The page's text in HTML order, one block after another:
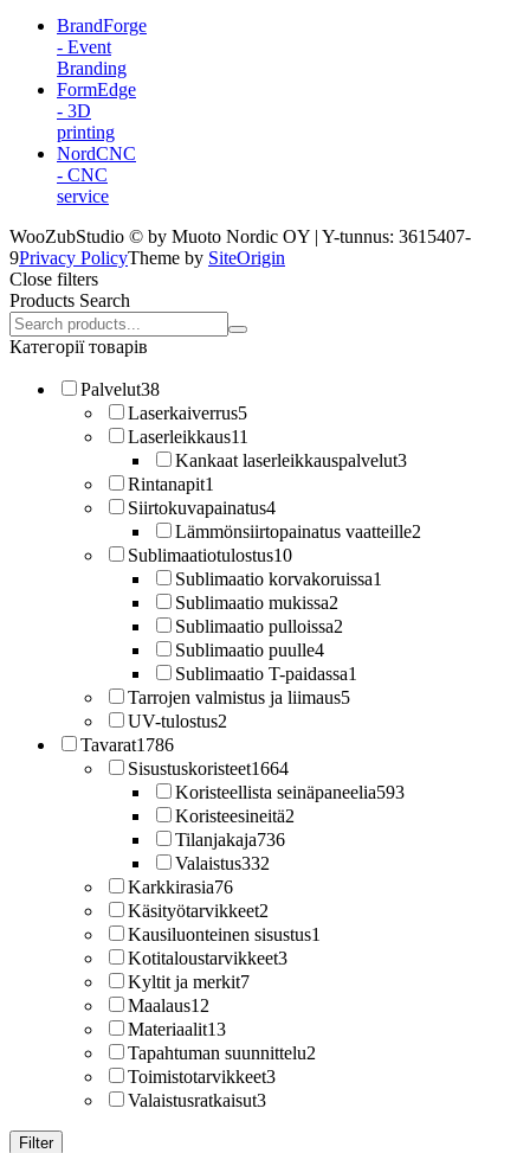
BrandForge
- Event
Branding
FormEdge
- 3D
printing
NordCNC
- CNC
service
WooZubStudio © by Muoto Nordic OY | Y-tunnus: 3615407-
9Privacy PolicyTheme by SiteOrigin
Close filters
Products Search
Search
products:
Категорії товарів
Palvelut38
Laserkaiverrus5
Laserleikkaus11
Kankaat laserleikkauspalvelut3
Rintanapit1
Siirtokuvapainatus4
Lämmönsiirtopainatus vaatteille2
Sublimaatiotulostus10
Sublimaatio korvakoruissa1
Sublimaatio mukissa2
Sublimaatio pulloissa2
Sublimaatio puulle4
Sublimaatio T-paidassa1
Tarrojen valmistus ja liimaus5
UV-tulostus2
Tavarat1786
Sisustuskoristeet1664
Koristeellista seinäpaneelia593
Koristeesineitä2
Tilanjakaja736
Valaistus332
Karkkirasia76
Käsityötarvikkeet2
Kausiluonteinen sisustus1
Kotitaloustarvikkeet3
Kyltit ja merkit7
Maalaus12
Materiaalit13
Tapahtuman suunnittelu2
Toimistotarvikkeet3
Valaistusratkaisut3
Filter